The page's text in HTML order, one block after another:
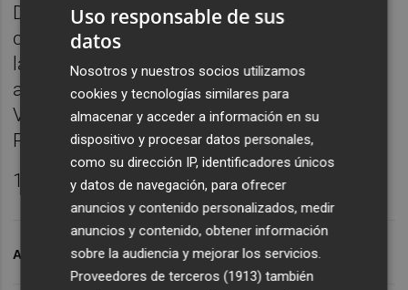
De este modo, todos los interesados en
conocer o adquirir de primera mano todas
las prestaciones del XC40 Recharge pueden
acudir a las instalaciones Auto Sweden en
Valencia (Aben Al Abbar 8, junto a Avd. del
Puerto) y Gandía (Avd. República Argentina
117).
ARCHIVADO EN TOR
Uso responsable de sus
datos
Nosotros y nuestros socios utilizamos
cookies y tecnologías similares para
almacenar y acceder a información en su
dispositivo y procesar datos personales,
como su dirección IP, identificadores únicos
y datos de navegación, para ofrecer
anuncios y contenido personalizados, medir
anuncios y contenido, obtener información
sobre la audiencia y mejorar los servicios.
Proveedores de terceros (1913) también